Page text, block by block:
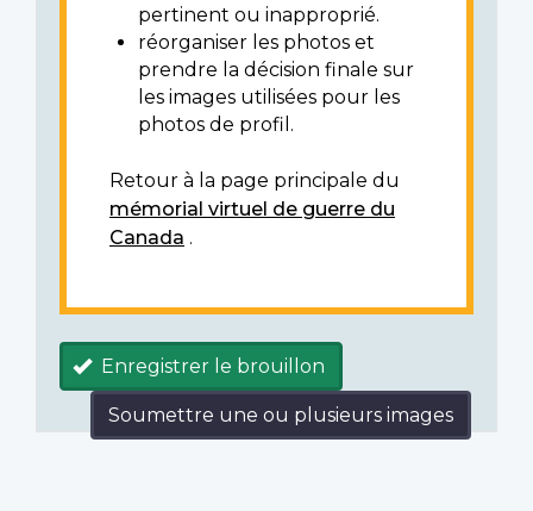
pertinent ou inapproprié.
réorganiser les photos et
prendre la décision finale sur
les images utilisées pour les
photos de profil.
Retour à la page principale du
mémorial virtuel de guerre du
Canada .
Enregistrer le brouillon
Soumettre une ou plusieurs images